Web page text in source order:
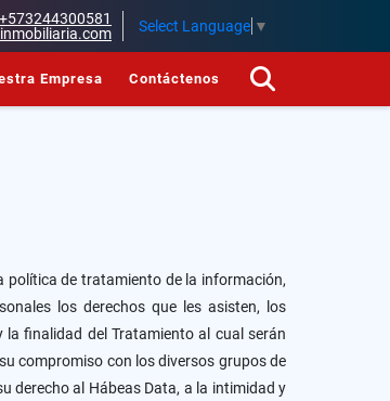
+573244300581
Select Language ▼
Empresa Contáctenos
política de tratamiento de la información,
los derechos que les asisten, los
finalidad del Tratamiento al cual serán
compromiso con los diversos grupos de
derecho al Hábeas Data, a la intimidad y